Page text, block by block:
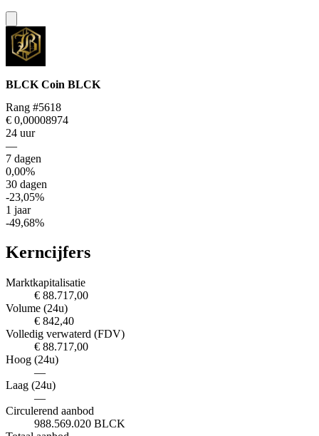
BLCK Coin BLCK
Rang #5618
€ 0,00008974
24 uur
—
7 dagen
0,00%
30 dagen
-23,05%
1 jaar
-49,68%
Kerncijfers
Marktkapitalisatie
€ 88.717,00
Volume (24u)
€ 842,40
Volledig verwaterd (FDV)
€ 88.717,00
Hoog (24u)
—
Laag (24u)
—
Circulerend aanbod
988.569.020 BLCK